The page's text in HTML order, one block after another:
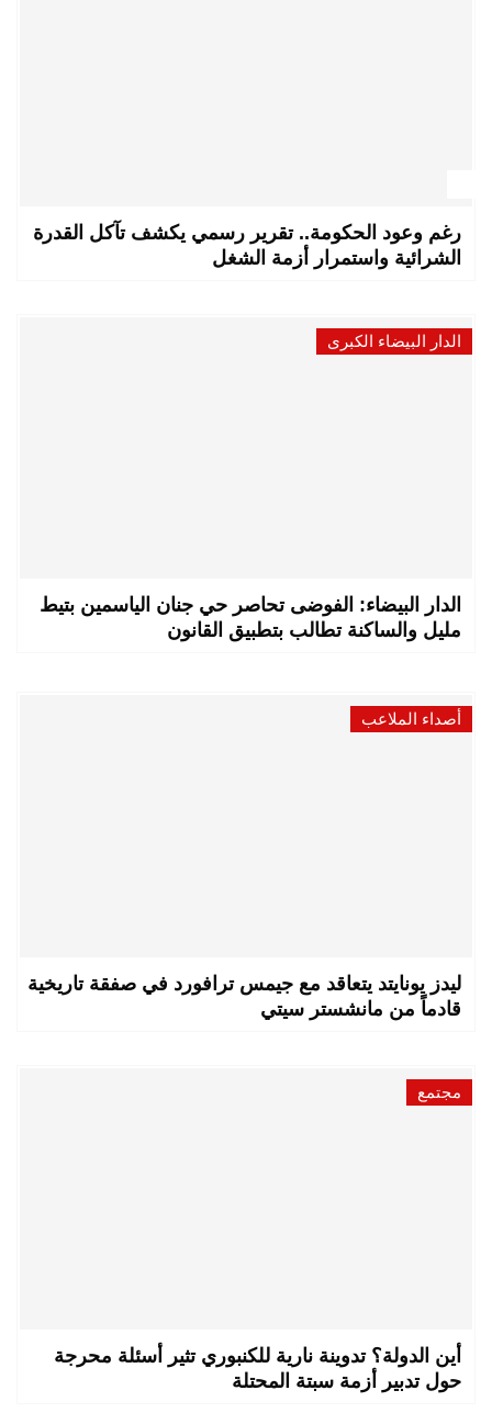
رغم وعود الحكومة.. تقرير رسمي يكشف تآكل القدرة
الشرائية واستمرار أزمة الشغل
الدار البيضاء الكبرى
الدار البيضاء: الفوضى تحاصر حي جنان الياسمين بتيط
مليل والساكنة تطالب بتطبيق القانون
أصداء الملاعب
ليدز يونايتد يتعاقد مع جيمس ترافورد في صفقة تاريخية
قادماً من مانشستر سيتي
مجتمع
أين الدولة؟ تدوينة نارية للكنبوري تثير أسئلة محرجة
حول تدبير أزمة سبتة المحتلة